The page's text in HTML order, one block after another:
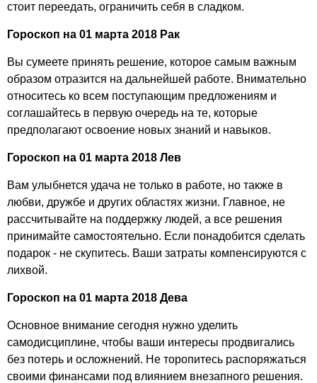
стоит переедать, ограничить себя в сладком.
Гороскоп на 01 марта 2018 Рак
Вы сумеете принять решение, которое самым важным
образом отразится на дальнейшей работе. Внимательно
относитесь ко всем поступающим предложениям и
соглашайтесь в первую очередь на те, которые
предполагают освоение новых знаний и навыков.
Гороскоп на 01 марта 2018 Лев
Вам улыбнется удача не только в работе, но также в
любви, дружбе и других областях жизни. Главное, не
рассчитывайте на поддержку людей, а все решения
принимайте самостоятельно. Если понадобится сделать
подарок - не скупитесь. Ваши затраты компенсируются с
лихвой.
Гороскоп на 01 марта 2018 Дева
Основное внимание сегодня нужно уделить
самодисциплине, чтобы ваши интересы продвигались
без потерь и осложнений. Не торопитесь распоряжаться
своими финансами под влиянием внезапного решения.